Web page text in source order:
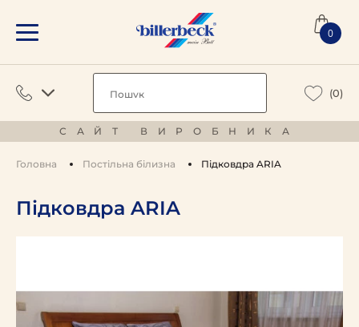
0
(0)
САЙТ ВИРОБНИКА
Головна Постільна білизна Підковдра ARIA
Підковдра ARIA